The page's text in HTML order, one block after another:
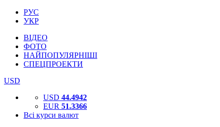
РУС
УКР
ВІДЕО
ФОТО
НАЙПОПУЛЯРНІШІ
СПЕЦПРОЕКТИ
USD
USD 44.4942
EUR 51.3366
Всі курси валют